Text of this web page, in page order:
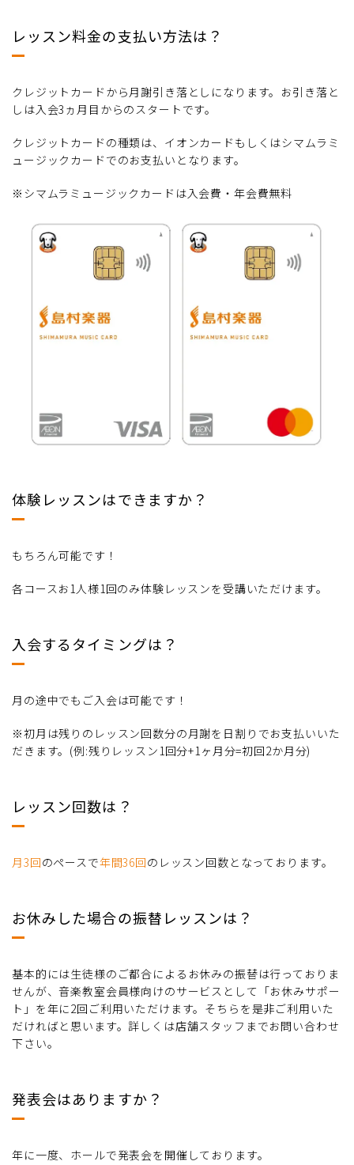
レッスン料金の支払い方法は？
クレジットカードから月謝引き落としになります。お引き落と
しは入会3ヵ月目からのスタートです。
クレジットカードの種類は、イオンカードもしくはシマムラミ
ュージックカードでのお支払いとなります。
※シマムラミュージックカードは入会費・年会費無料
体験レッスンはできますか？
もちろん可能です！
各コースお1人様1回のみ体験レッスンを受講いただけます。
入会するタイミングは？
月の途中でもご入会は可能です！
※初月は残りのレッスン回数分の月謝を日割りでお支払いいた
だきます。(例:残りレッスン1回分+1ヶ月分=初回2か月分)
レッスン回数は？
月3回のペースで年間36回のレッスン回数となっております。
お休みした場合の振替レッスンは？
基本的には生徒様のご都合によるお休みの振替は行っておりま
せんが、音楽教室会員様向けのサービスとして「お休みサポー
ト」を年に2回ご利用いただけます。そちらを是非ご利用いた
だければと思います。詳しくは店舗スタッフまでお問い合わせ
下さい。
発表会はありますか？
年に一度、ホールで発表会を開催しております。